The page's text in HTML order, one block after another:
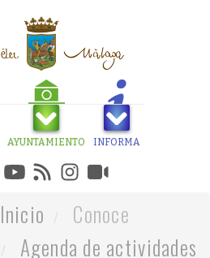
AYUNTAMIENTO INFORMA
Inicio
Conoce
Agenda de actividades